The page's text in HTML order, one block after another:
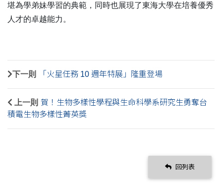
堪為學弟妹學習的典範，同時也展現了東海大學在培養優秀
人才的卓越能力。
下一則 「火星任務 10 週年特展」隆重登場
上一則 賀！生物多樣性學程與生命科學系研究生勇奪台
積電生物多樣性菁英獎
回列表